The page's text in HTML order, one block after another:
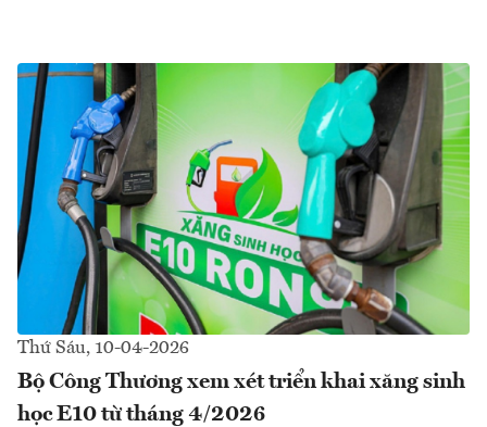
Thứ Sáu, 10-04-2026
Bộ Công Thương xem xét triển khai xăng sinh
học E10 từ tháng 4/2026